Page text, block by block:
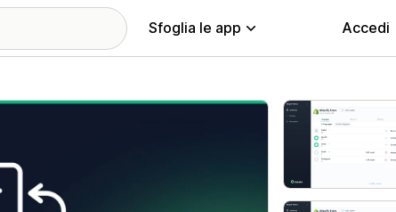
Sfoglia le app Accedi